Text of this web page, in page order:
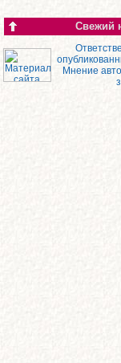
Свежий
Мнение